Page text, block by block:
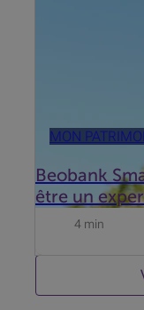
MON
Beobank
être un
4 min